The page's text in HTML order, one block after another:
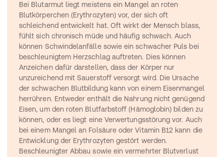
Bei Blutarmut liegt meistens ein Mangel an roten
Blutkörperchen (Erythrozyten) vor, der sich oft
schleichend entwickelt hat. Oft wirkt der Mensch blass,
fühlt sich chronisch müde und häufig schwach. Auch
können Schwindelanfälle sowie ein schwacher Puls bei
beschleunigtem Herzschlag auftreten. Dies können
Anzeichen dafür darstellen, dass der Körper nur
unzureichend mit Sauerstoff versorgt wird. Die Ursache
der schwachen Blutbildung kann von einem Eisenmangel
herrühren. Entweder enthält die Nahrung nicht genügend
Eisen, um den roten Blutfarbstoff (Hämoglobin) bilden zu
können, oder es liegt eine Verwertungsstörung vor. Auch
bei einem Mangel an Folsäure oder Vitamin B12 kann die
Entwicklung der Erythrozyten gestört werden.
Beschleunigter Abbau sowie ein vermehrter Blutverlust